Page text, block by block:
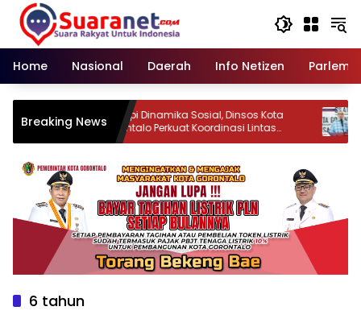
Langsung
konten
Home
Nasional Daerah Info Netizen
Breaking NewsHadapi Dinamika Sosial, Dinsos Kota
Gorontalo Perkuat Koordinasi Lintas
Sektor
6 tahun